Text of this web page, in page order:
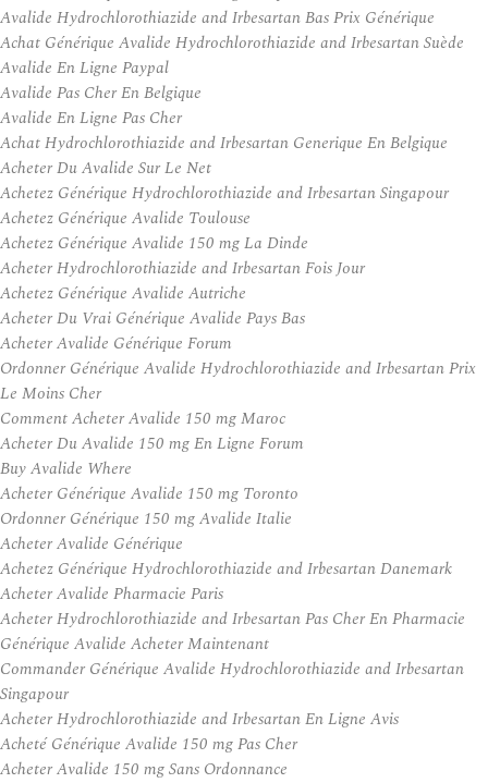
Avalide Hydrochlorothiazide and Irbesartan Bas Prix Générique
Achat Générique Avalide Hydrochlorothiazide and Irbesartan Suède
Avalide En Ligne Paypal
Avalide Pas Cher En Belgique
Avalide En Ligne Pas Cher
Achat Hydrochlorothiazide and Irbesartan Generique En Belgique
Acheter Du Avalide Sur Le Net
Achetez Générique Hydrochlorothiazide and Irbesartan Singapour
Achetez Générique Avalide Toulouse
Achetez Générique Avalide 150 mg La Dinde
Acheter Hydrochlorothiazide and Irbesartan Fois Jour
Achetez Générique Avalide Autriche
Acheter Du Vrai Générique Avalide Pays Bas
Acheter Avalide Générique Forum
Ordonner Générique Avalide Hydrochlorothiazide and Irbesartan Prix
Le Moins Cher
Comment Acheter Avalide 150 mg Maroc
Acheter Du Avalide 150 mg En Ligne Forum
Buy Avalide Where
Acheter Générique Avalide 150 mg Toronto
Ordonner Générique 150 mg Avalide Italie
Acheter Avalide Générique
Achetez Générique Hydrochlorothiazide and Irbesartan Danemark
Acheter Avalide Pharmacie Paris
Acheter Hydrochlorothiazide and Irbesartan Pas Cher En Pharmacie
Générique Avalide Acheter Maintenant
Commander Générique Avalide Hydrochlorothiazide and Irbesartan
Singapour
Acheter Hydrochlorothiazide and Irbesartan En Ligne Avis
Acheté Générique Avalide 150 mg Pas Cher
Acheter Avalide 150 mg Sans Ordonnance